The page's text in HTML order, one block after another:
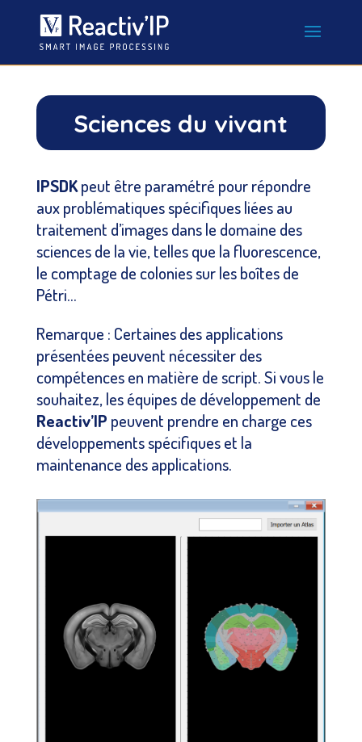
Sciences du vivant
IPSDKpeut être paramétré pour répondre
aux problématiques spécifiques liées au
traitement d’images dans le domaine des
sciences de la vie, telles que la fluorescence,
le comptage de colonies sur les boîtes de
Pétri…
Remarque : Certaines des applications
présentées peuvent nécessiter des
compétences en matière de script. Si vous le
souhaitez, les équipes de développement de
Reactiv’IP peuvent prendre en charge ces
développements spécifiques et la
maintenance des applications.